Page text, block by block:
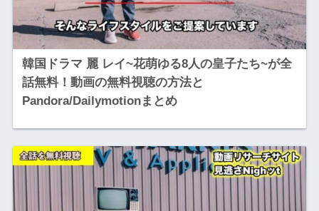
韓国ドラマ 麗 レイ~花萌ゆる8人の皇子たち~が全
話無料！動画の無料視聴の方法と
Pandora/Dailymotionまとめ